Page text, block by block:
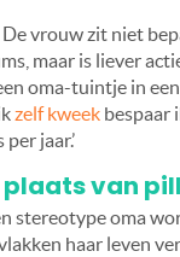
De vrouw zit niet
maar is liever
oma-tuintje in
zelf kweek bespaar
jaar.’
van
stereotype oma
haar leven